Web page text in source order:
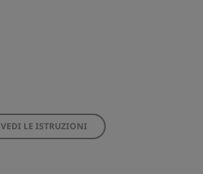
VEDI LE ISTRUZIONI